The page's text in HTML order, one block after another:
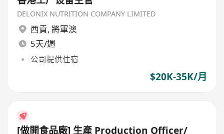
DELONIX NUTRITION COMPANY LIMITED
西貢, 將軍澳
5天/週
公司提供住宿
$20K-35K/月
[做開食品廠] 生產 Production Officer/